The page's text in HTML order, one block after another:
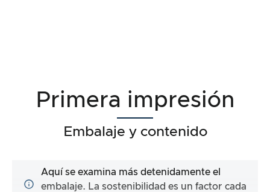
Primera impresión
Embalaje y contenido
Aquí se examina más detenidamente el
embalaje. La sostenibilidad es un factor cada